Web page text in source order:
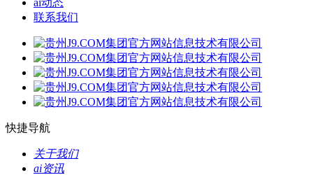
ai动态
联系我们
快捷导航
关于我们
ai资讯